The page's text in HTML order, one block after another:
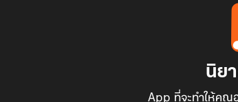
นิย
App ที่จะทำให้คุณ